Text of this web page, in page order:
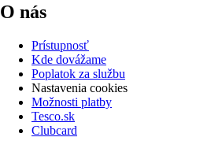
O nás
Prístupnosť
Kde dovážame
Poplatok za službu
Nastavenia cookies
Možnosti platby
Tesco.sk
Clubcard